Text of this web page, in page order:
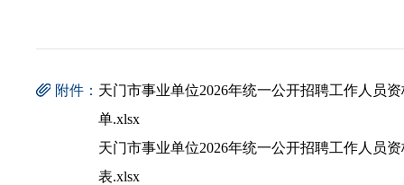
附件： 天门市事业单位2026年统一公开招聘工作人员
单.xlsx
天门市事业单位2026年统一公开招聘工作人员
表.xlsx